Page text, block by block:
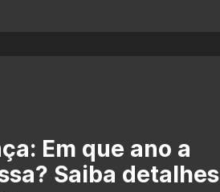
Em que ano a
Saiba detalhes